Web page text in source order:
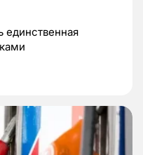
единственная